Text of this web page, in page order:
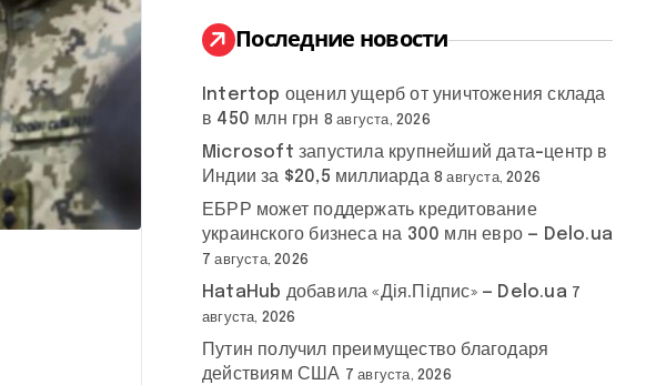
:
Последние новости
Intertop оценил ущерб от уничтожения склада
в 450 млн грн 8 августа, 2026
Microsoft запустила крупнейший дата-центр в
Индии за $20,5 миллиарда 8 августа, 2026
ЕБРР может поддержать кредитование
украинского бизнеса на 300 млн евро — Delo.ua
7 августа, 2026
HataHub добавила «Дія.Підпис» — Delo.ua 7
августа, 2026
Путин получил преимущество благодаря
действиям США 7 августа, 2026